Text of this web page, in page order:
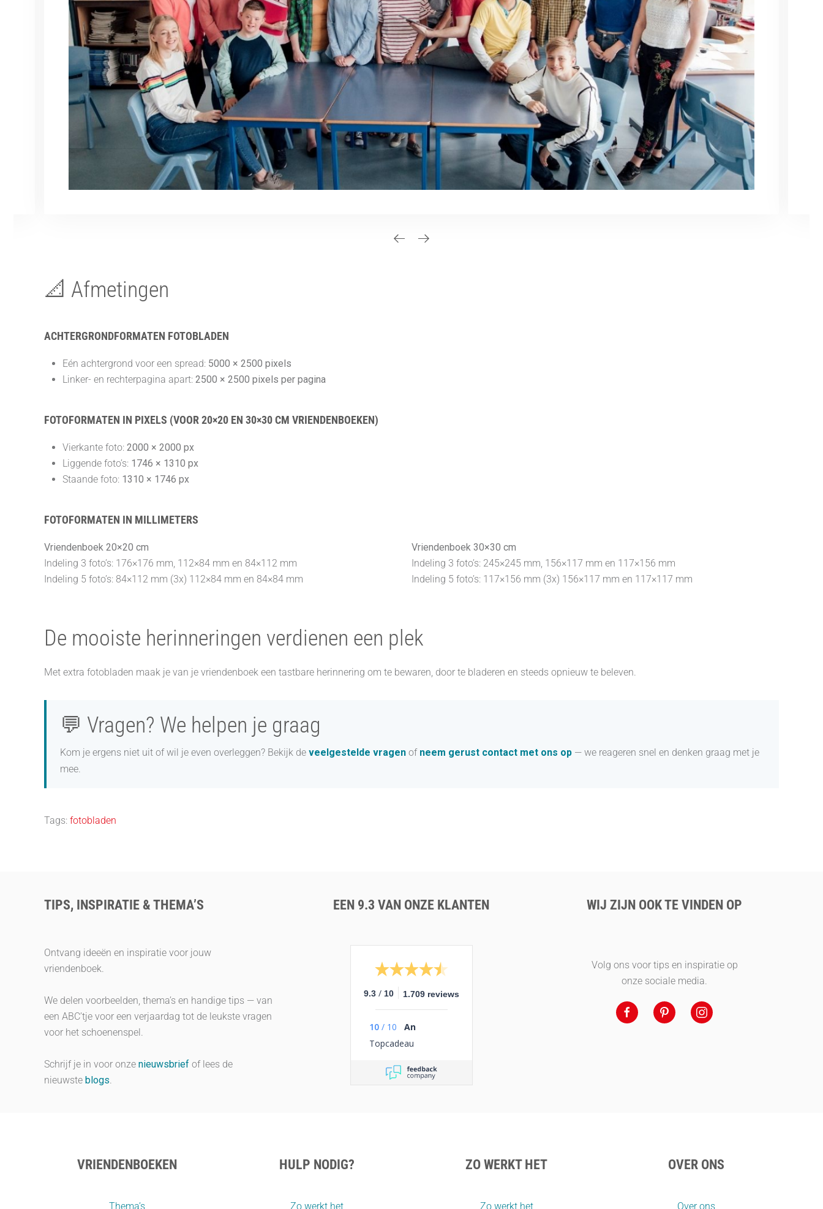
📐 Afmetingen
ACHTERGRONDFORMATEN FOTOBLADEN
Eén achtergrond voor een spread: 5000 × 2500 pixels
Linker- en rechterpagina apart: 2500 × 2500 pixels per pagina
FOTOFORMATEN IN PIXELS (VOOR 20×20 EN 30×30 CM VRIENDENBOEKEN)
Vierkante foto: 2000 × 2000 px
Liggende foto’s: 1746 × 1310 px
Staande foto: 1310 × 1746 px
FOTOFORMATEN IN MILLIMETERS
Vriendenboek 20×20 cm
Indeling 3 foto’s: 176×176 mm, 112×84 mm en 84×112 mm
Indeling 5 foto’s: 84×112 mm (3x) 112×84 mm en 84×84 mm
Vriendenboek 30×30 cm
Indeling 3 foto’s: 245×245 mm, 156×117 mm en 117×156 mm
Indeling 5 foto’s: 117×156 mm (3x) 156×117 mm en 117×117 mm
De mooiste herinneringen verdienen een plek
Met extra fotobladen maak je van je vriendenboek een tastbare herinnering om te bewaren, door te bladeren en steeds opnieuw te beleven.
💬 Vragen? We helpen je graag
Kom je ergens niet uit of wil je even overleggen? Bekijk de veelgestelde vragen of neem gerust contact met ons op — we reageren snel en denken graag met je
mee.
Tags: fotobladen
TIPS, INSPIRATIE & THEMA’S
Ontvang ideeën en inspiratie voor jouw
vriendenboek.
We delen voorbeelden, thema’s en handige tips — van
een ABC’tje voor een verjaardag tot de leukste vragen
voor het schoenenspel.
Schrijf je in voor onze nieuwsbrief of lees de
nieuwste blogs.
EEN 9.3 VAN ONZE KLANTEN
9.3 / 10 1.709 reviews
10 / 10
An
Topcadeau
WIJ ZIJN OOK TE VINDEN OP
Volg ons voor tips en inspiratie op
onze sociale media.
VRIENDENBOEKEN
Thema’s
HULP NODIG?
Zo werkt het
ZO WERKT HET
Zo werkt het
OVER ONS
Over ons